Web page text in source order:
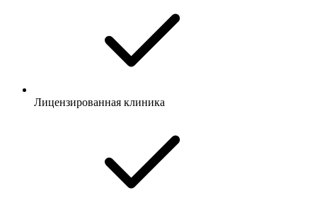
Лицензированная клиника